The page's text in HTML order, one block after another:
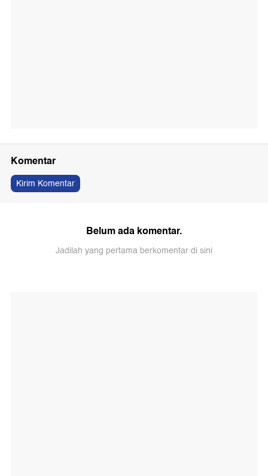
Komentar
Kirim Komentar
Belum ada komentar.
Jadilah yang pertama berkomentar di sini